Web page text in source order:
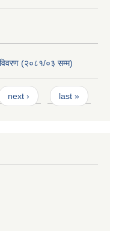
विवरण (२०८१/०३ सम्म)
next › last »